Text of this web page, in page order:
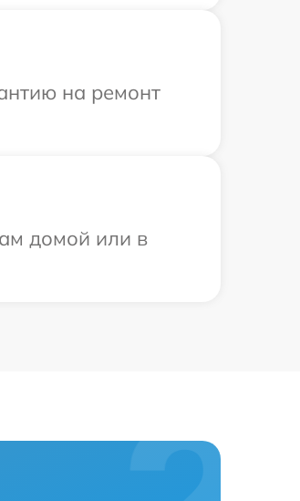
на ремонт
домой или в